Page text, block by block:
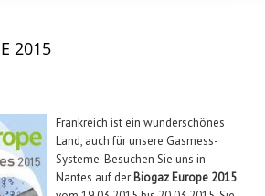
2015
Frankreich ist ein wunderschönes
Land, auch für unsere Gasmess-
Systeme. Besuchen Sie uns in
Nantes auf der Biogaz Europe 2015